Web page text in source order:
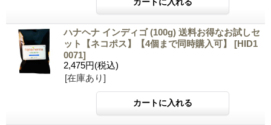
ハナヘナ インディゴ (100g) 送料お得なお試しセ
ット【ネコポス】【4個まで同時購入可】 [HID1
0071]
2,475円(税込)
[在庫あり]